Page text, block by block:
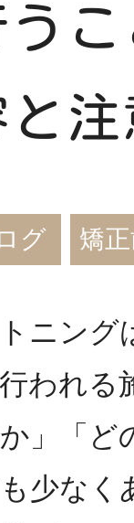
グ 矯
ニング
われる
」「
少なく